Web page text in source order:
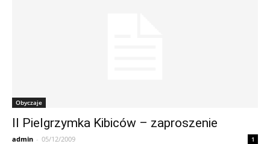
Obyczaje
II Pielgrzymka Kibiców – zaproszenie
admin - 05/12/2009 1